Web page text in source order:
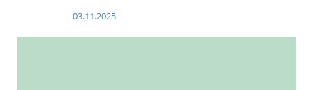
03.11.2025